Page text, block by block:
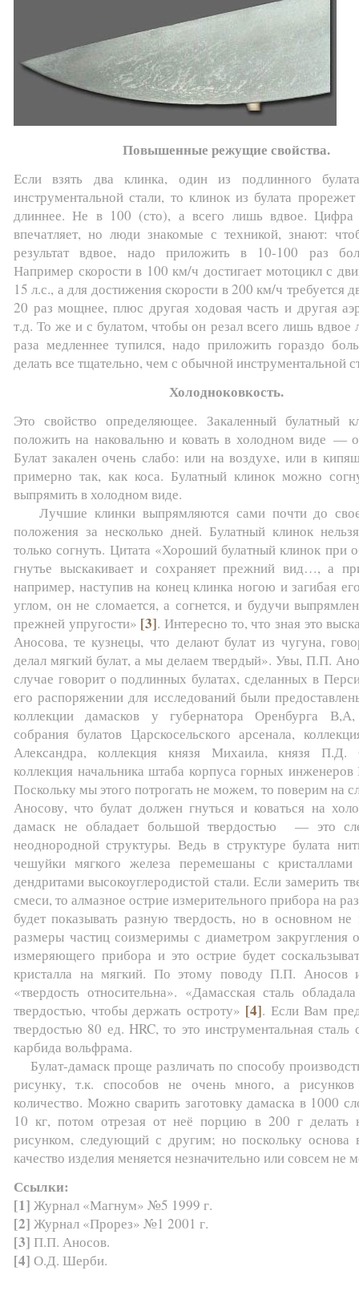
Повышенные режущие свойства.
Если взять два клинка, один из подлинного
инструментальной стали, то клинок из булата
длиннее. Не в 100 (сто), а всего лишь вдвое. Цифра
впечатляет, но люди знакомые с техникой, знают:
результат вдвое, надо приложить в 10-100 раз
Например скорости в 100 км/ч достигает мотоцикл с
15 л.с., а для достижения скорости в 200 км/ч требуется
20 раз мощнее, плюс другая ходовая часть и другая
т.д. То же и с булатом, чтобы он резал всего лишь вдвое
раза медленнее тупился, надо приложить гораздо
делать все тщательно, чем с обычной инструментальной
Холодноковкость.
Это свойство определяющее. Закаленный булатный
положить на наковальню и ковать в холодном виде —
Булат закален очень слабо: или на воздухе, или в
примерно так, как коса. Булатный клинок можно
выпрямить в холодном виде.
Лучшие клинки выпрямляются сами почти до
положения за несколько дней. Булатный клинок
только согнуть. Цитата «Хороший булатный клинок при
гнутье выскакивает и сохраняет прежний вид…, а
например, наступив на конец клинка ногою и загибая
углом, он не сломается, а согнется, и будучи
прежней упругости» [3]. Интересно то, что зная это
Аносова, те кузнецы, что делают булат из чугуна,
делал мягкий булат, а мы делаем твердый». Увы, П.П.
случае говорит о подлинных булатах, сделанных в
его распоряжении для исследований были
коллекции дамасков у губернатора Оренбурга В,А,
собрания булатов Царскосельского арсенала,
Александра, коллекция князя Михаила, князя П.Д.
коллекция начальника штаба корпуса горных
Поскольку мы этого потрогать не можем, то поверим на
Аносову, что булат должен гнуться и коваться на
дамаск не обладает большой твердостью — это
неоднородной структуры. Ведь в структуре булата
чешуйки мягкого железа перемешаны с
дендритами высокоуглеродистой стали. Если замерить
смеси, то алмазное острие измерительного прибора на
будет показывать разную твердость, но в основном
размеры частиц соизмеримы с диаметром закругления
измеряющего прибора и это острие будет
кристалла на мягкий. По этому поводу П.П. Аносов
«твердость относительна». «Дамасская сталь
твердостью, чтобы держать остроту» [4]. Если Вам
твердостью 80 ед. HRC, то это инструментальная сталь
карбида вольфрама.
Булат-дамаск проще различать по способу
рисунку, т.к. способов не очень много, а рисунков
количество. Можно сварить заготовку дамаска в 1000
10 кг, потом отрезая от неё порцию в 200 г
рисунком, следующий с другим; но поскольку основа
качество изделия меняется незначительно или совсем не
Ссылки:
[1] Журнал «Магнум» №5 1999 г.
[2] Журнал «Прорез» №1 2001 г.
[3] П.П. Аносов.
[4] О.Д. Шерби.